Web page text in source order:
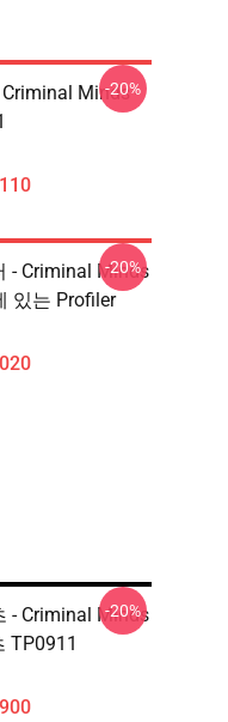
Minds -
-20%
- Criminal Minds
있는 Profiler
-20%
- Criminal Minds
TP0911
-20%